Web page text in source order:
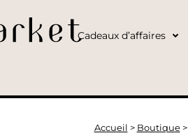
Cadeaux d’affaires
Accueil > Boutique>